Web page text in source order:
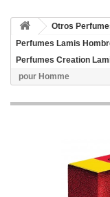
Otros
Perfumes Lamis
Perfumes Creation
pour Homme